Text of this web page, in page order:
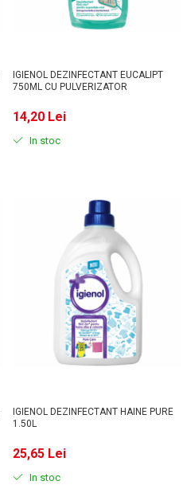
IGIENOL DEZINFECTANT EUCALIPT
750ML CU PULVERIZATOR
14,20 Lei
In stoc
IGIENOL DEZINFECTANT HAINE PURE
1.50L
25,65 Lei
In stoc